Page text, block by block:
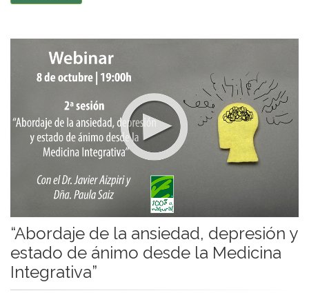
“Abordaje de la ansiedad, depresión y
estado de ánimo desde la Medicina
Integrativa”